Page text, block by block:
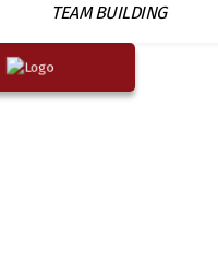
TEAM BUILDING